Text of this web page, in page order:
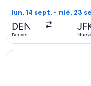
lun, 14 sept. - mié, 23
DEN
Denver
Seleccionar vuelo de